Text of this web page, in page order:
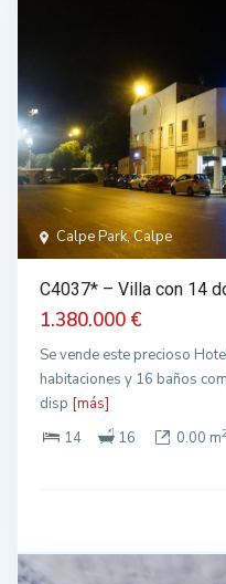
Calpe Park, Calpe
C4037* – Villa con 14
1.380.000 €
Se vende este precioso
habitaciones y 16 baños
disp [más]
14
16 0.00 m2